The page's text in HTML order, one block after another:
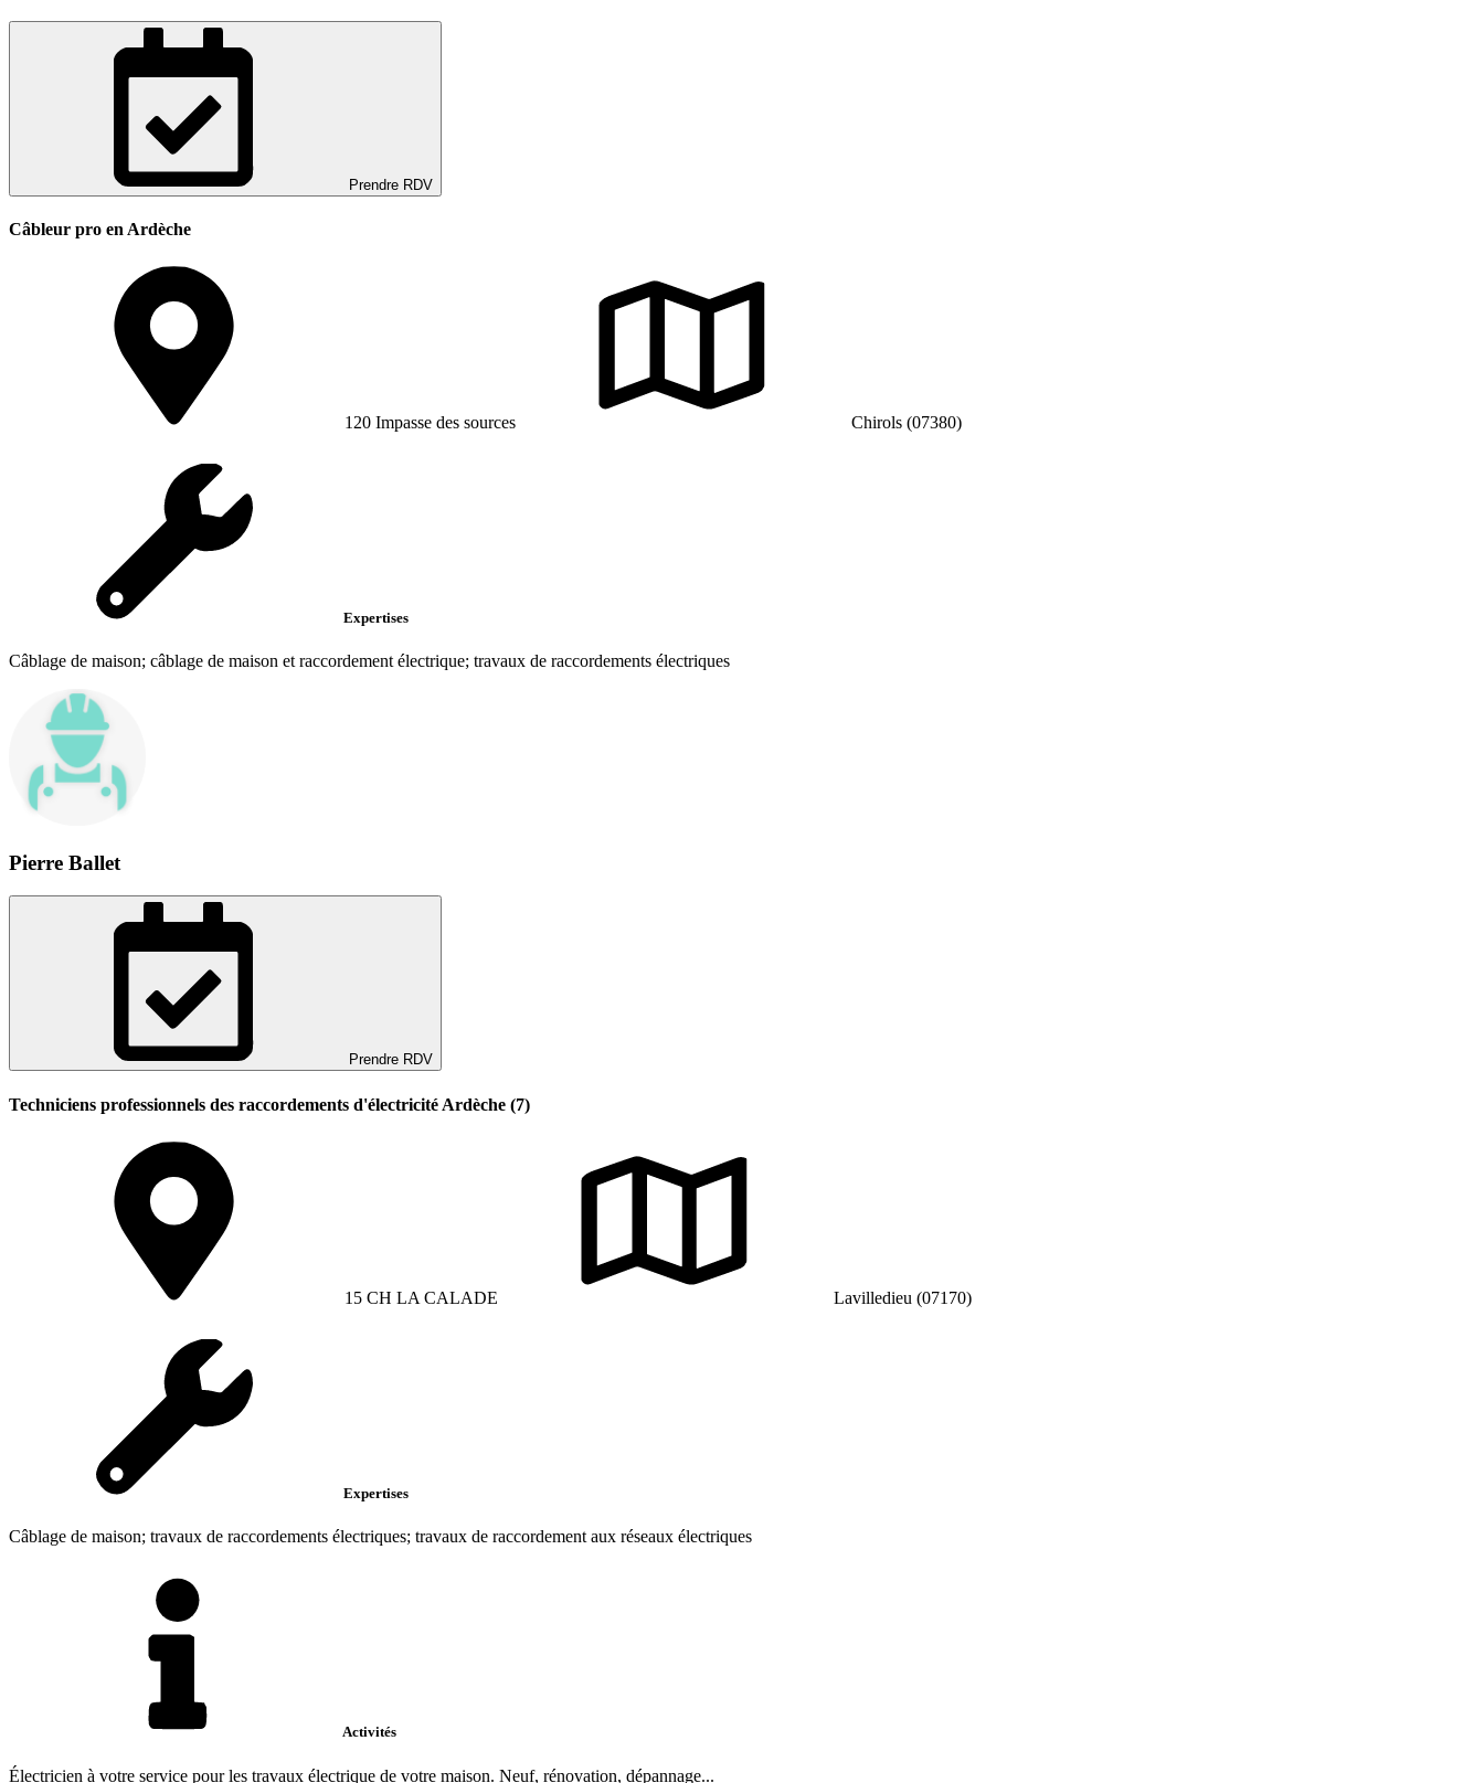
Prendre RDV
Câbleur pro en Ardèche
120 Impasse des sources Chirols (07380)
Expertises
Câblage de maison; câblage de maison et raccordement électrique; travaux de raccordements électriques
Pierre Ballet
Prendre RDV
Techniciens professionnels des raccordements d'électricité Ardèche (7)
15 CH LA CALADE Lavilledieu (07170)
Expertises
Câblage de maison; travaux de raccordements électriques; travaux de raccordement aux réseaux électriques
Activités
Électricien à votre service pour les travaux électrique de votre maison. Neuf, rénovation, dépannage...